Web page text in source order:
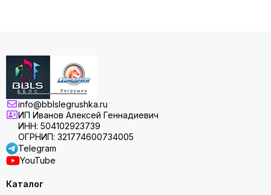
info@bblslegrushka.ru
ИП Иванов Алексей Геннадиевич
ИНН: 504102923739
ОГРНИП: 321774600734005
Telegram
YouTube
Каталог